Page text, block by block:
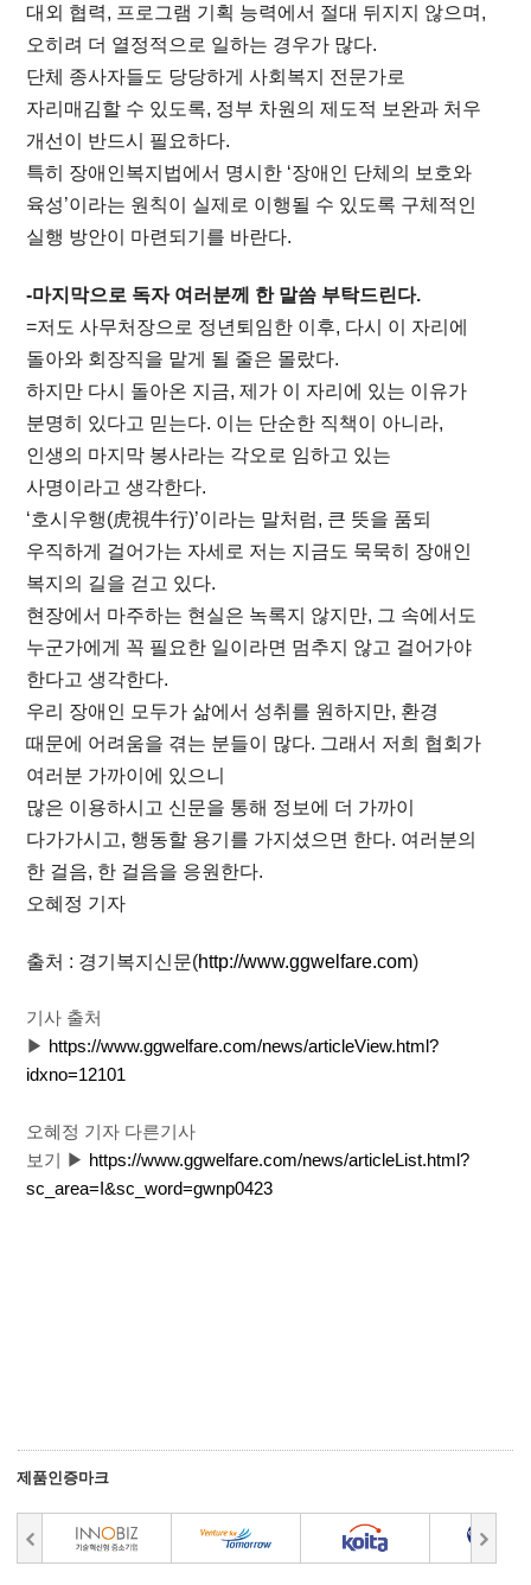
대외 협력, 프로그램 기획 능력에서 절대 뒤지지 않으며,
오히려 더 열정적으로 일하는 경우가 많다.
단체 종사자들도 당당하게 사회복지 전문가로
자리매김할 수 있도록, 정부 차원의 제도적 보완과 처우
개선이 반드시 필요하다.
특히 장애인복지법에서 명시한 ‘장애인 단체의 보호와
육성’이라는 원칙이 실제로 이행될 수 있도록 구체적인
실행 방안이 마련되기를 바란다.
-마지막으로 독자 여러분께 한 말씀 부탁드린다.
=저도 사무처장으로 정년퇴임한 이후, 다시 이 자리에
돌아와 회장직을 맡게 될 줄은 몰랐다.
하지만 다시 돌아온 지금, 제가 이 자리에 있는 이유가
분명히 있다고 믿는다. 이는 단순한 직책이 아니라,
인생의 마지막 봉사라는 각오로 임하고 있는
사명이라고 생각한다.
‘호시우행(虎視牛行)’이라는 말처럼, 큰 뜻을 품되
우직하게 걸어가는 자세로 저는 지금도 묵묵히 장애인
복지의 길을 걷고 있다.
현장에서 마주하는 현실은 녹록지 않지만, 그 속에서도
누군가에게 꼭 필요한 일이라면 멈추지 않고 걸어가야
한다고 생각한다.
우리 장애인 모두가 삶에서 성취를 원하지만, 환경
때문에 어려움을 겪는 분들이 많다. 그래서 저희 협회가
여러분 가까이에 있으니
많은 이용하시고 신문을 통해 정보에 더 가까이
다가가시고, 행동할 용기를 가지셨으면 한다. 여러분의
한 걸음, 한 걸음을 응원한다.
오혜정 기자
출처 : 경기복지신문(http://www.ggwelfare.com)
기사 출처
▶ https://www.ggwelfare.com/news/articleView.html?
idxno=12101
오혜정 기자 다른기사
보기
▶ https://www.ggwelfare.com/news/articleList.html?
sc_area=I&sc_word=gwnp0423
제품인증마크